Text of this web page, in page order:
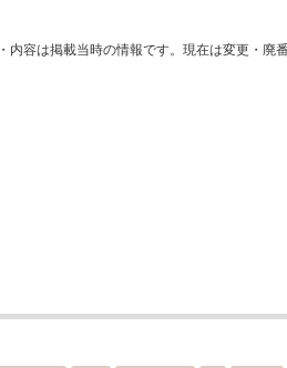
内容は掲載当時の情報です。現在は変更・廃